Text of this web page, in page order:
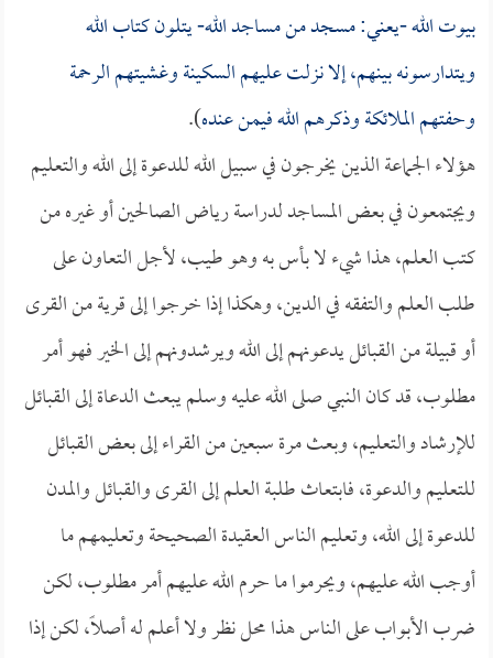
بيوت الله -يعني: مسجد من مساجد الله- يتلون كتاب الله
ويتدارسونه بينهم، إلا نزلت عليهم السكينة وغشيتهم الرحمة
وحفتهم الملائكة وذكرهم الله فيمن عنده).
هؤلاء الجماعة الذين يخرجون في سبيل الله للدعوة إلى الله والتعليم
ويجتمعون في بعض المساجد لدراسة رياض الصالحين أو غيره من
كتب العلم، هذا شيء لا بأس به وهو طيب، لأجل التعاون على
طلب العلم والتفقه في الدين، وهكذا إذا خرجوا إلى قرية من القرى
أو قبيلة من القبائل يدعونهم إلى الله ويرشدونهم إلى الخير فهو أمر
مطلوب، قد كان النبي صلى الله عليه وسلم يبعث الدعاة إلى القبائل
للإرشاد والتعليم، وبعث مرة سبعين من القراء إلى بعض القبائل
للتعليم والدعوة، فابتعاث طلبة العلم إلى القرى والقبائل والمدن
للدعوة إلى الله، وتعليم الناس العقيدة الصحيحة وتعليمهم ما
أوجب الله عليهم، ويحرموا ما حرم الله عليهم أمر مطلوب، لكن
ضرب الأبواب على الناس هذا محل نظر ولا أعلم له أصلاً، لكن إذا